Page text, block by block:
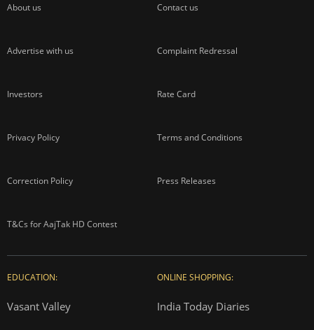
About us Contact us
Advertise with us Complaint Redressal
Investors Rate Card
Privacy Policy Terms and Conditions
Correction Policy Press Releases
T&Cs for AajTak HD Contest
EDUCATION:
Vasant Valley
ONLINE SHOPPING:
India Today Diaries